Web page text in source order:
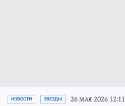
НОВОСТИ ЗВЕЗДЫ 26 мая 2026 12:11